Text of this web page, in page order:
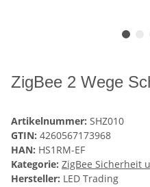
ZigBee 2 Wege
Artikelnummer: SHZ010
GTIN: 4260567173968
HAN: HS1RM-EF
Kategorie: ZigBee Sicherheit
Hersteller: LED Trading